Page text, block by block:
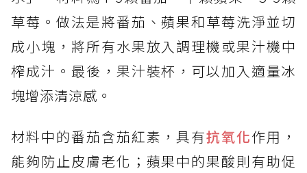
草莓。做法是將番茄、蘋果和草莓洗淨並切
成小塊，將所有水果放入調理機或果汁機中
榨成汁。最後，果汁裝杯，可以加入適量冰
塊增添清涼感。
材料中的番茄含茄紅素，具有抗氧化作用，
能夠防止皮膚老化；蘋果中的果酸則有助促